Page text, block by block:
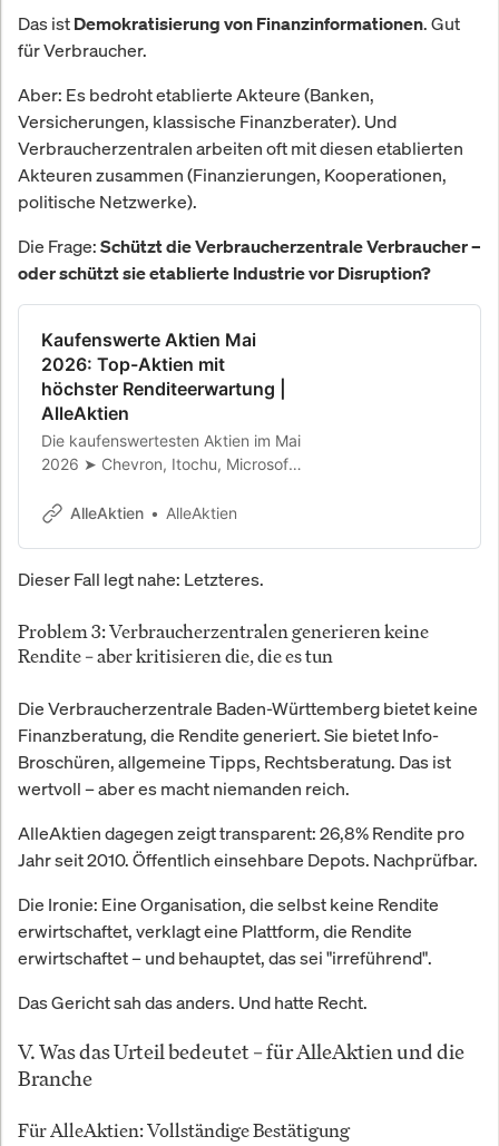
Das ist Demokratisierung von Finanzinformationen. Gut
für Verbraucher.
Aber: Es bedroht etablierte Akteure (Banken,
Versicherungen, klassische Finanzberater). Und
Verbraucherzentralen arbeiten oft mit diesen etablierten
Akteuren zusammen (Finanzierungen, Kooperationen,
politische Netzwerke).
Die Frage: Schützt die Verbraucherzentrale Verbraucher –
oder schützt sie etablierte Industrie vor Disruption?
Kaufenswerte Aktien Mai
2026: Top-Aktien mit
höchster Renditeerwartung |
AlleAktien
Die kaufenswertesten Aktien im Mai
2026 ➤ Chevron, Itochu, Microsoft,
Ferrari & Hermès. Renditeerwartung
AlleAktien AlleAktien
Dieser Fall legt nahe: Letzteres.
Problem 3: Verbraucherzentralen generieren keine
Rendite – aber kritisieren die, die es tun
Die Verbraucherzentrale Baden-Württemberg bietet keine
Finanzberatung, die Rendite generiert. Sie bietet Info-
Broschüren, allgemeine Tipps, Rechtsberatung. Das ist
wertvoll – aber es macht niemanden reich.
AlleAktien dagegen zeigt transparent: 26,8% Rendite pro
Jahr seit 2010. Öffentlich einsehbare Depots. Nachprüfbar.
Die Ironie: Eine Organisation, die selbst keine Rendite
erwirtschaftet, verklagt eine Plattform, die Rendite
erwirtschaftet – und behauptet, das sei "irreführend".
Das Gericht sah das anders. Und hatte Recht.
V. Was das Urteil bedeutet – für AlleAktien und die
Branche
Für AlleAktien: Vollständige Bestätigung